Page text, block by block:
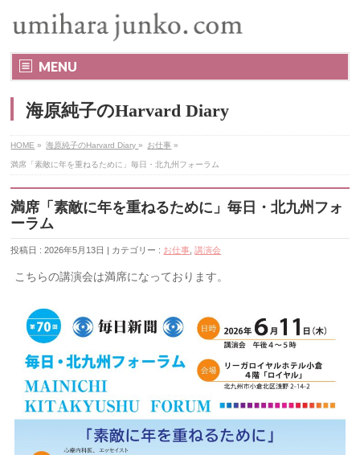
MENU
海原純子のHarvard Diary
HOME » 海原純子のHarvard Diary» お仕事 »
満席「素敵に年を重ねるために」毎日・北九州フォーラム
満席「素敵に年を重ねるために」毎日・北九州フォ
ーラム
投稿日 : 2026年5月13日 | カテゴリー : お仕事 ,講演会
こちらの講演会は満席になっております。